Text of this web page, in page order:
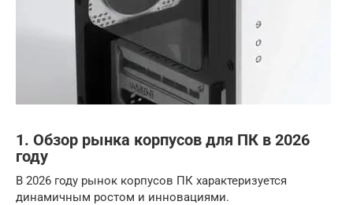
1. Обзор рынка корпусов для ПК в 2026
году
В 2026 году рынок корпусов ПК характеризуется
динамичным ростом и инновациями.